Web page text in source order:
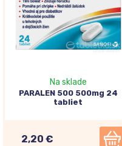
Na sklade
PARALEN 500 500mg 24
tabliet
2,20 €